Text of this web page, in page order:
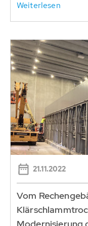
Weiterlesen
21.11.2022
Vom
Modernisierung